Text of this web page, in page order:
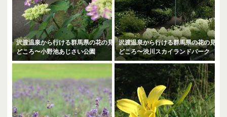
沢渡温泉から行ける群馬県の花の見
どころ〜小野池あじさい公園
沢渡温泉から行ける群馬県の花の見
どころ〜渋川スカイランドパーク